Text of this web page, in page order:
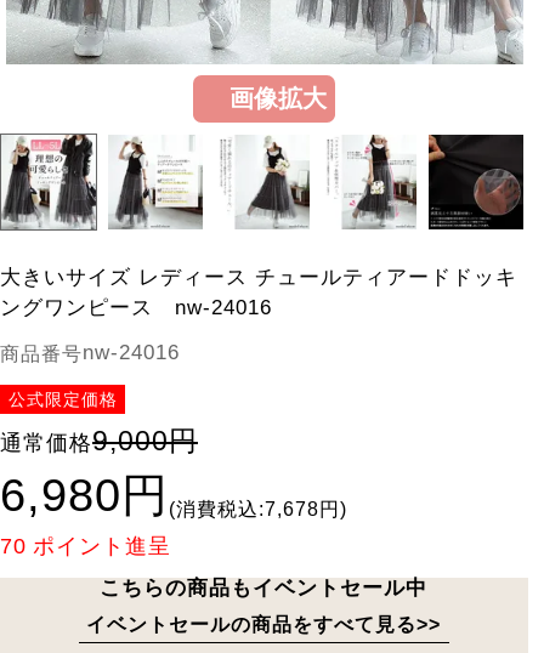
大きいサイズ レディース チュールティアードドッキ
ングワンピース nw-24016
商品番号nw-24016
公式限定価格
通常価格9,000円
6,980円 (消費税込:7,678円)
70 ポイント進呈
こちらの商品もイベントセール中
イベントセールの商品をすべて見る>>
画像拡大